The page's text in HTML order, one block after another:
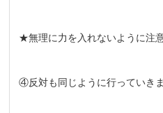
★無理に力を入れないように注
④反対も同じように行っていき